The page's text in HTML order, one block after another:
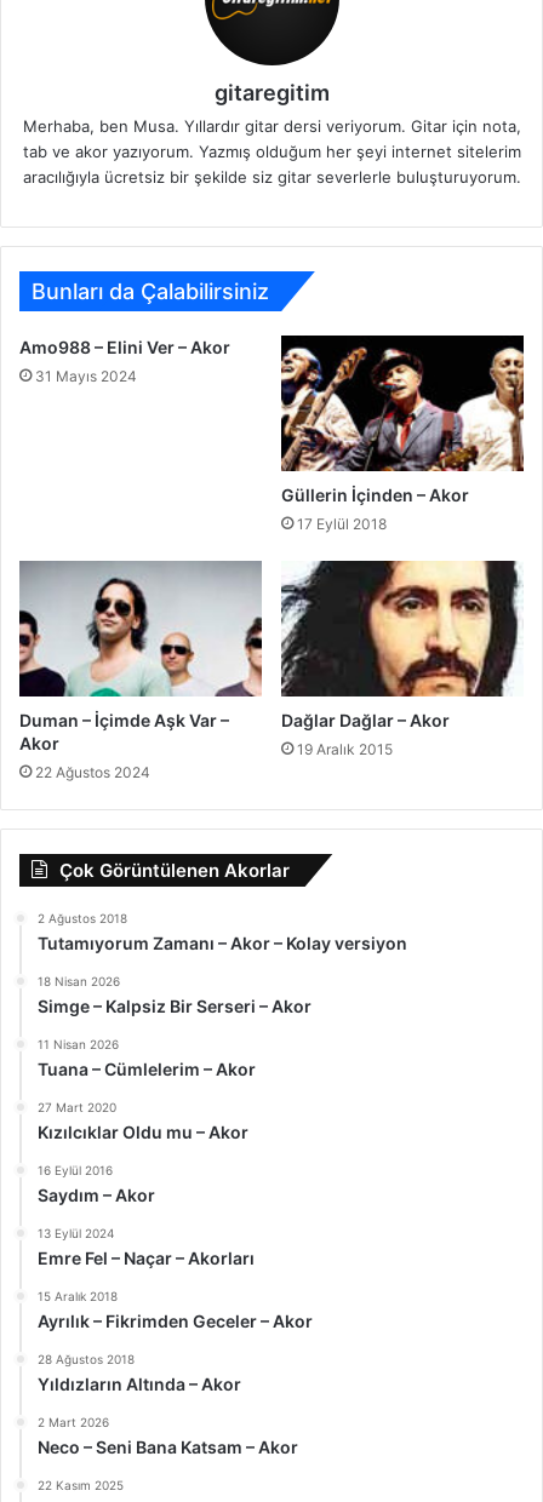
gitaregitim
Merhaba, ben Musa. Yıllardır gitar dersi veriyorum. Gitar için nota,
tab ve akor yazıyorum. Yazmış olduğum her şeyi internet sitelerim
aracılığıyla ücretsiz bir şekilde siz gitar severlerle buluşturuyorum.
Bunları da Çalabilirsiniz
Amo988 – Elini Ver – Akor
31 Mayıs 2024
Güllerin İçinden – Akor
17 Eylül 2018
Duman – İçimde Aşk Var –
Akor
22 Ağustos 2024
Dağlar Dağlar – Akor
19 Aralık 2015
Çok Görüntülenen Akorlar
2 Ağustos 2018
Tutamıyorum Zamanı – Akor – Kolay versiyon
18 Nisan 2026
Simge – Kalpsiz Bir Serseri – Akor
11 Nisan 2026
Tuana – Cümlelerim – Akor
27 Mart 2020
Kızılcıklar Oldu mu – Akor
16 Eylül 2016
Saydım – Akor
13 Eylül 2024
Emre Fel – Naçar – Akorları
15 Aralık 2018
Ayrılık – Fikrimden Geceler – Akor
28 Ağustos 2018
Yıldızların Altında – Akor
2 Mart 2026
Neco – Seni Bana Katsam – Akor
22 Kasım 2025